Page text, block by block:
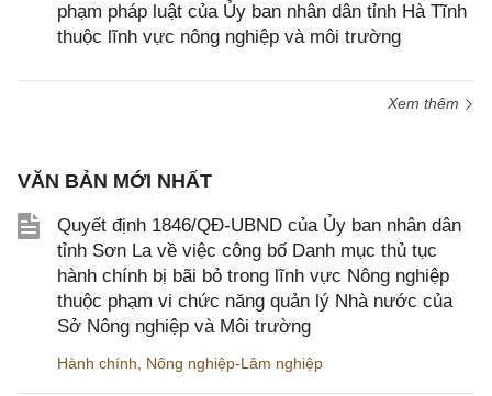
phạm pháp luật của Ủy ban nhân dân tỉnh Hà Tĩnh
thuộc lĩnh vực nông nghiệp và môi trường
Xem thêm
VĂN BẢN MỚI NHẤT
Quyết định 1846/QĐ-UBND của Ủy ban nhân dân
tỉnh Sơn La về việc công bố Danh mục thủ tục
hành chính bị bãi bỏ trong lĩnh vực Nông nghiệp
thuộc phạm vi chức năng quản lý Nhà nước của
Sở Nông nghiệp và Môi trường
Hành chính Nông nghiệp-Lâm nghiệp